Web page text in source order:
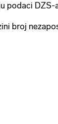
podaci DZS-
broj